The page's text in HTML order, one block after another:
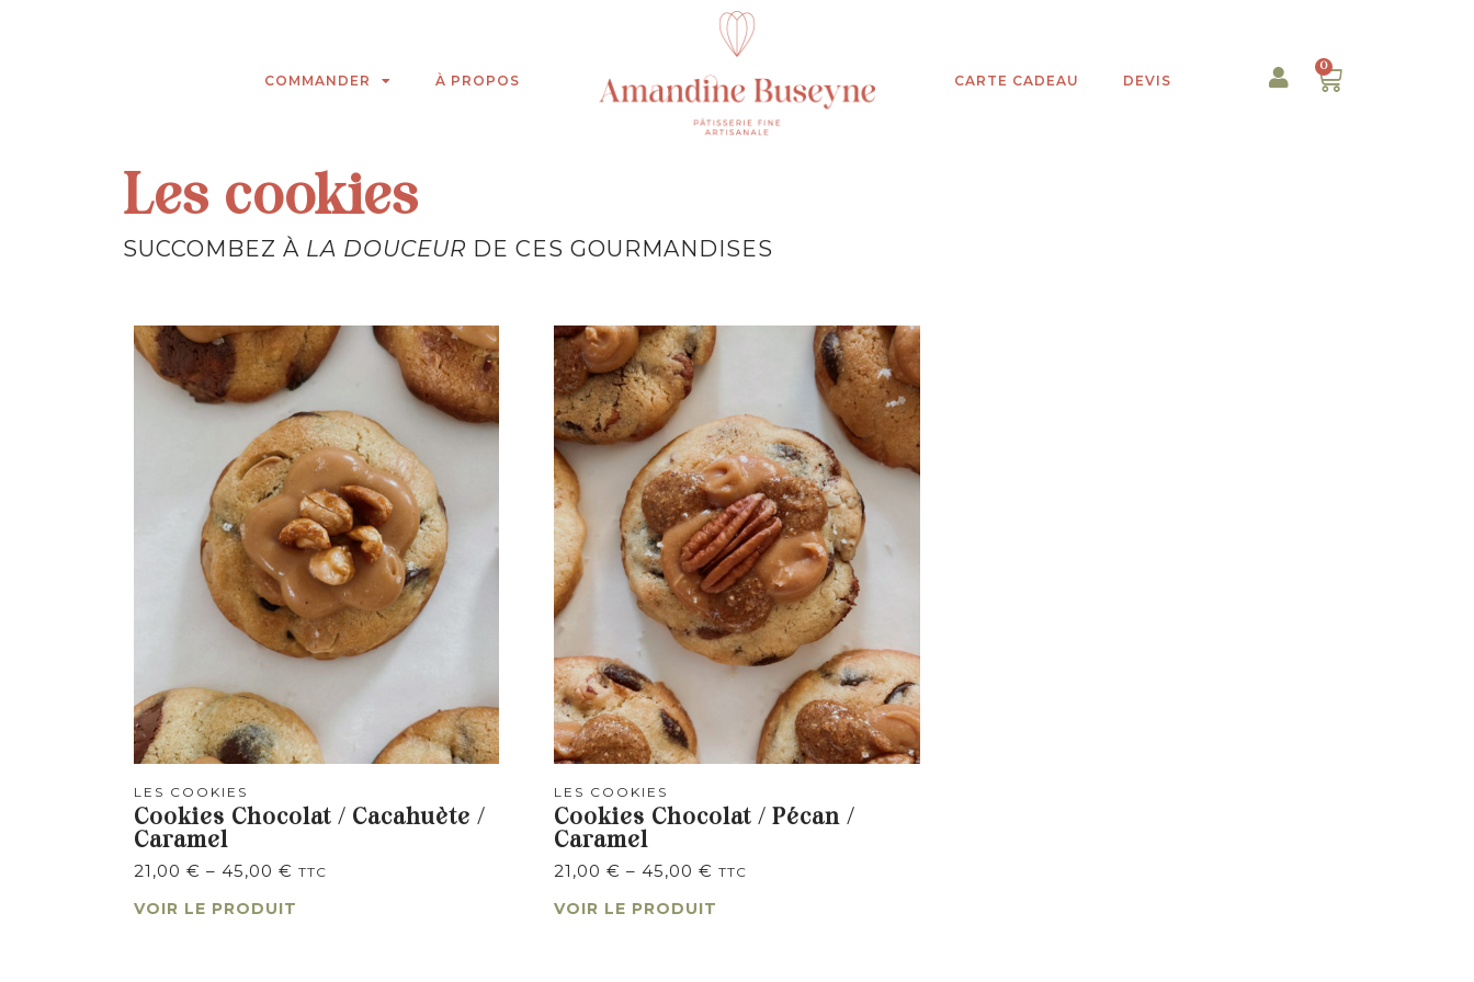
COMMANDER À PROPOS CARTE CADEAU DEVIS
0
Les cookies
SUCCOMBEZ À LA DOUCEUR DE CES GOURMANDISES
LES COOKIES
Cookies Chocolat / Cacahuète /
Caramel
21,00 € – 45,00 € TTC
VOIR LE PRODUIT
LES COOKIES
Cookies Chocolat / Pécan /
Caramel
21,00€ – 45,00€ TTC
VOIR LE PRODUIT